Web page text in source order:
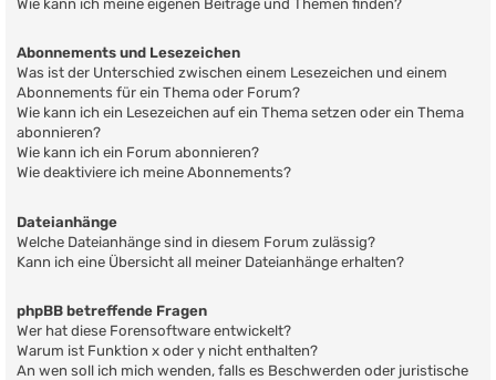
Wie kann ich meine eigenen Beiträge und Themen finden?
Abonnements und Lesezeichen
Was ist der Unterschied zwischen einem Lesezeichen und einem
Abonnements für ein Thema oder Forum?
Wie kann ich ein Lesezeichen auf ein Thema setzen oder ein Thema
abonnieren?
Wie kann ich ein Forum abonnieren?
Wie deaktiviere ich meine Abonnements?
Dateianhänge
Welche Dateianhänge sind in diesem Forum zulässig?
Kann ich eine Übersicht all meiner Dateianhänge erhalten?
phpBB betreffende Fragen
Wer hat diese Forensoftware entwickelt?
Warum ist Funktion x oder y nicht enthalten?
An wen soll ich mich wenden, falls es Beschwerden oder juristische